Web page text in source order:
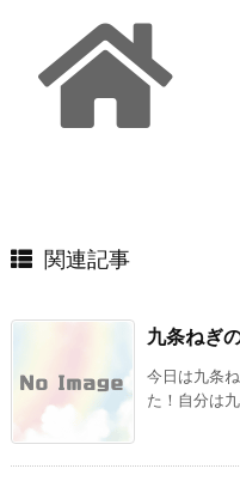
関連記事
九条ねぎ
今日は九条
た！自分は